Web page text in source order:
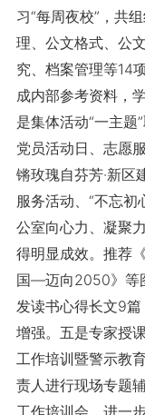
习“每周夜校”，共
理、公文格式、公
究、档案管理等14
成内部参考资料，
是集体活动“一主题
党员活动日、志愿
锵玫瑰自芬芳·新区
服务活动、“不忘
公室向心力、凝聚
得明显成效。推荐
国—迈向2050》等
发读书心得长文9
增强。五是专家授
工作培训暨警示教
责人进行现场专题
工作培训会，进一